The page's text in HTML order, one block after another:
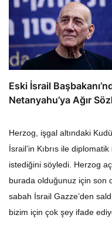
Eski İsrail
Netanyahu’ya Ağır
Herzog, işgal altındaki
İsrail’in Kıbrıs ile
istediğini söyledi. Herzog
burada olduğunuz için son
sabah İsrail Gazze’den
bizim için çok şey ifade